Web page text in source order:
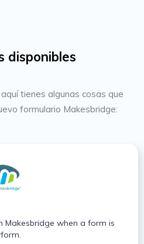
disponibles
tienes algunas cosas que
formulario Makesbridge:
Makesbridge when a form is